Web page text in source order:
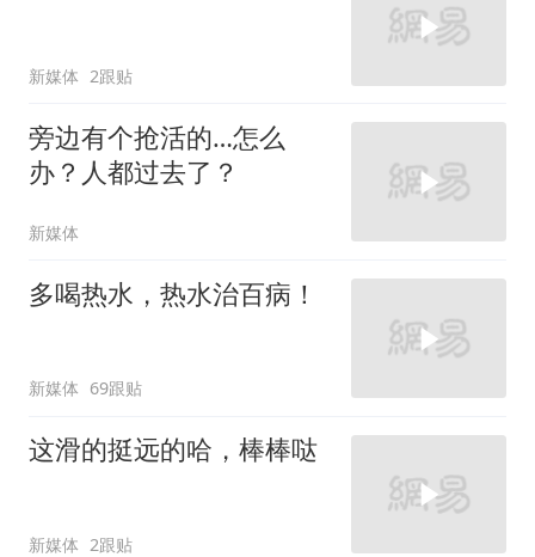
新媒体 2跟贴
旁边有个抢活的…怎么
办？人都过去了？
新媒体
多喝热水，热水治百病！
新媒体 69跟贴
这滑的挺远的哈，棒棒哒
新媒体 2跟贴